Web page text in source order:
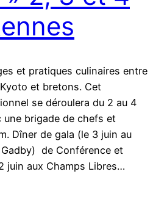
et pratiques culinaires entre
et bretons. Cet
se déroulera du 2 au 4
une brigade de chefs et
Dîner de gala (le 3 juin au
de Conférence et
juin aux Champs Libres…